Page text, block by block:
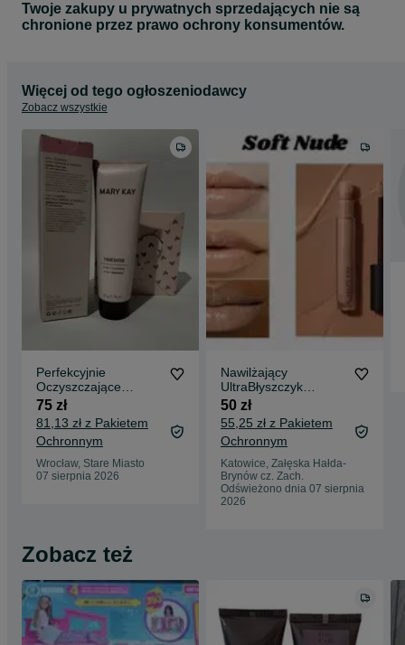
Twoje zakupy u prywatnych sprzedających nie są
chronione przez prawo ochrony konsumentów.
Więcej od tego ogłoszeniodawcy
Zobacz wszystkie
Perfekcyjnie
Oczyszczające
Mleczko 4w1
TimeWise
75 zł
81,13 zł z Pakietem
Ochronnym
Wrocław, Stare Miasto
07 sierpnia 2026
Nawilżający
UltraBłyszczyk
Unlimited Soft Nude
(Perłowe)
50 zł
55,25 zł z Pakietem
Ochronnym
Katowice, Załęska Hałda-
Brynów cz. Zach.
Odświeżono dnia 07 sierpnia
2026
Zobacz też